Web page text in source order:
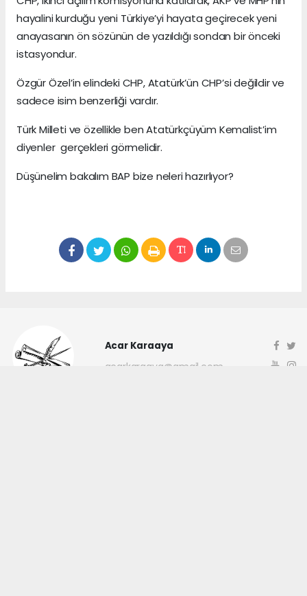
hayalini kurduğu yeni Türkiye’yi hayata geçirecek yeni
anayasanın ön sözünün de yazıldığı sondan bir önceki
istasyondur.
Özgür Özel’in elindeki CHP, Atatürk’ün CHP’si değildir ve
sadece isim benzerliği vardır.
Türk Milleti ve özellikle ben Atatürkçüyüm Kemalist’im
diyenler gerçekleri görmelidir.
Düşünelim bakalım BAP bize neleri hazırlıyor?
Acar Karaaya
acarkaraaya@gmail.com